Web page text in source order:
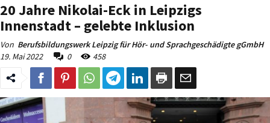
20 Jahre Nikolai-Eck in Leipzigs
Innenstadt – gelebte Inklusion
Von Berufsbildungswerk Leipzig für Hör- und Sprachgeschädigte gGmbH
19. Mai 2022
0 458